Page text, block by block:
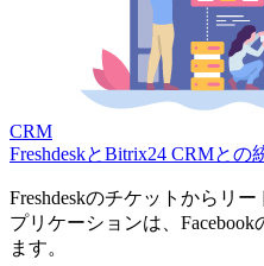
CRM
FreshdeskとBitrix24 CRMとの
Freshdeskのチケットからリ
プリケーションは、Facebook
ます。